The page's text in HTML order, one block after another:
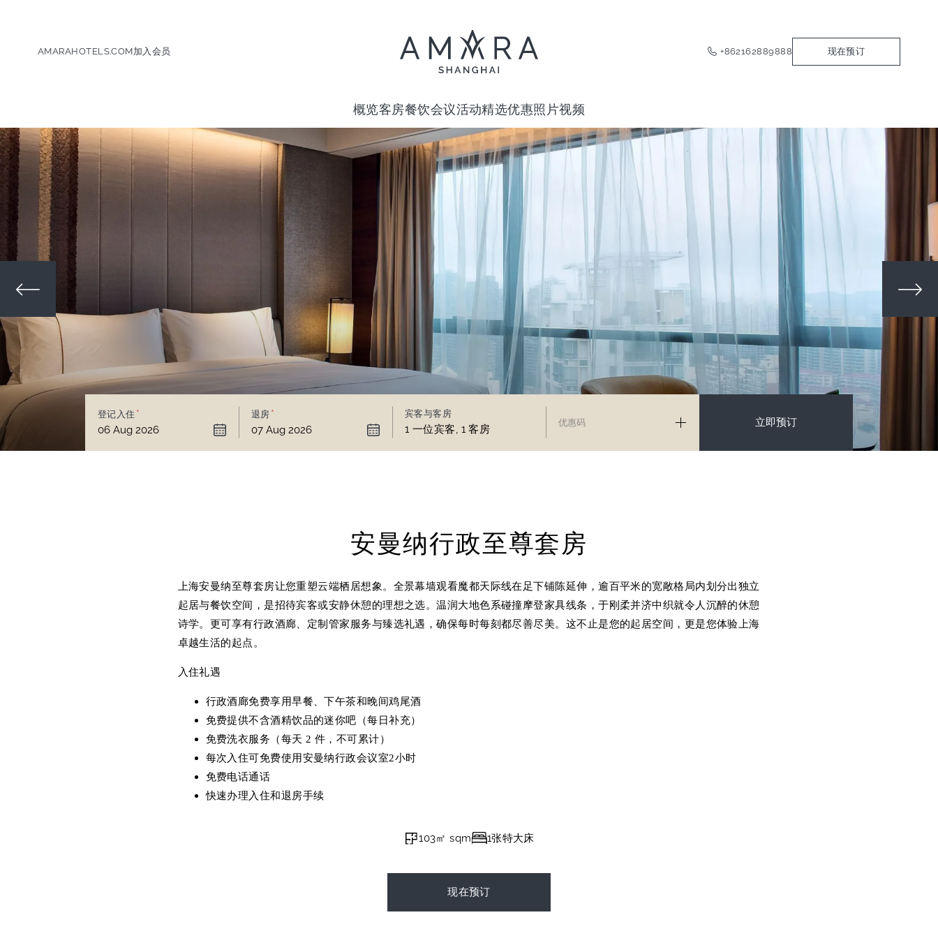
AMARAHOTELS.COM加入会员 +862162889888 现在预订
概览客房餐饮会议活动精选优惠照片视频
登记入住 退房 宾客与客房
1 一位宾客, 1 客房
安曼纳行政至尊套房
上海安曼纳至尊套房让您重塑云端栖居想象。全景幕墙观看魔都天际线在足下铺陈延伸，逾百平米的宽敞格局内划分出独立
起居与餐饮空间，是招待宾客或安静休憩的理想之选。温润大地色系碰撞摩登家具线条，于刚柔并济中织就令人沉醉的休憩
诗学。更可享有行政酒廊、定制管家服务与臻选礼遇，确保每时每刻都尽善尽美。这不止是您的起居空间，更是您体验上海
卓越生活的起点。
入住礼遇
行政酒廊免费享用早餐、下午茶和晚间鸡尾酒
免费提供不含酒精饮品的迷你吧（每日补充）
免费洗衣服务（每天 2 件，不可累计）
每次入住可免费使用安曼纳行政会议室2小时
免费电话通话
快速办理入住和退房手续
103㎡ sqm 1张特大床
现在预订